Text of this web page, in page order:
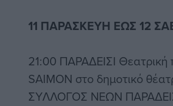
11 ΠΑΡΑΣΚΕΥΗ ΕΩΣ 12
21:00 ΠΑΡΑΔΕΙΣΙ Θεατρική
SAIMON στο δημοτικό
ΣΥΛΛΟΓΟΣ ΝΕΩΝ